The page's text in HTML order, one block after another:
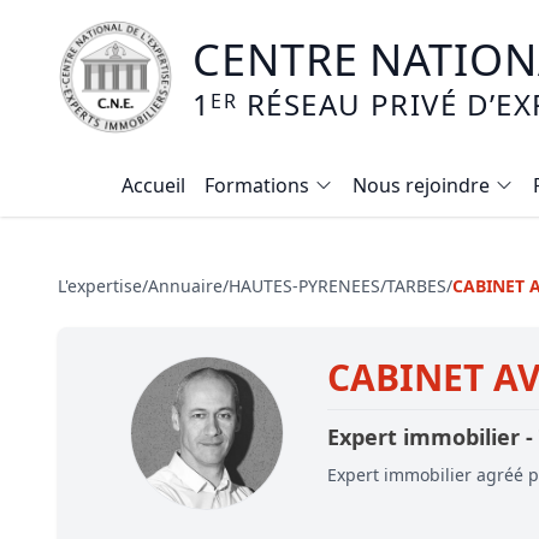
CENTRE
1 ER RÉSEAU PRIVÉ
Accueil
Formations
Formation expertise immobilière /
Expertise viager
E-learning - Connaitre et maitriser
Mise en copropriété
Nous rejoindre
L'expertise/Annuaire/HAUTES-PYRENEES/TARBES/CABINET
CABINET
Expert immobilier -
Expert immobilier agréé